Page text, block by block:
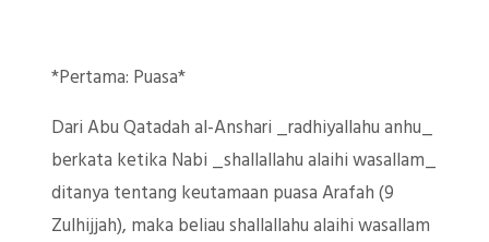
*Pertama: Puasa*
Dari Abu Qatadah al-Anshari _radhiyallahu anhu_
berkata ketika Nabi _shallallahu alaihi wasallam_
ditanya tentang keutamaan puasa Arafah (9
Zulhijjah), maka beliau shallallahu alaihi wasallam